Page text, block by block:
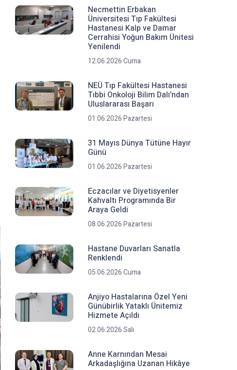
Necmettin Erbakan
Üniversitesi Tıp Fakültesi
Hastanesi Kalp ve Damar
Cerrahisi Yoğun Bakım Ünitesi
Yenilendi
12.06.2026 Cuma
NEÜ Tıp Fakültesi Hastanesi
Tıbbi Onkoloji Bilim Dalı’ndan
Uluslararası Başarı
01.06.2026 Pazartesi
31 Mayıs Dünya Tütüne Hayır
Günü
01.06.2026 Pazartesi
Eczacılar ve Diyetisyenler
Kahvaltı Programında Bir
Araya Geldi
08.06.2026 Pazartesi
Hastane Duvarları Sanatla
Renklendi
05.06.2026 Cuma
Anjiyo Hastalarına Özel Yeni
Günübirlik Yataklı Ünitemiz
Hizmete Açıldı
02.06.2026 Salı
Anne Karnından Mesai
Arkadaşlığına Uzanan Hikâye